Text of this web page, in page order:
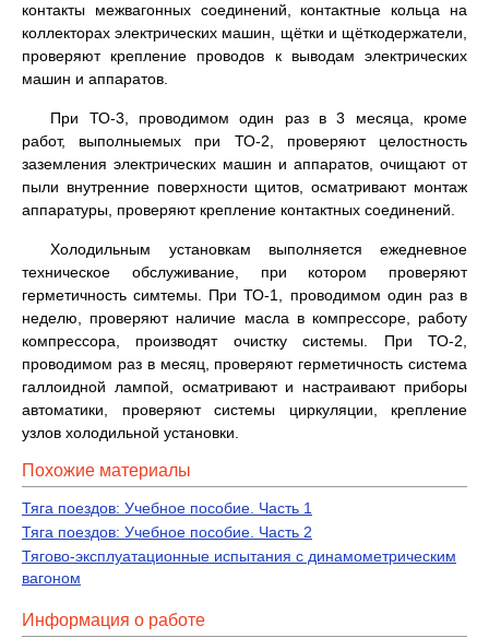
контакты межвагонных соединений, контактные кольца на
коллекторах электрических машин, щётки и щёткодержатели,
проверяют крепление проводов к выводам электрических
машин и аппаратов.
При ТО-3, проводимом один раз в 3 месяца, кроме
работ, выполныемых при ТО-2, проверяют целостность
заземления электрических машин и аппаратов, очищают от
пыли внутренние поверхности щитов, осматривают монтаж
аппаратуры, проверяют крепление контактных соединений.
Холодильным установкам выполняется ежедневное
техническое обслуживание, при котором проверяют
герметичность симтемы. При ТО-1, проводимом один раз в
неделю, проверяют наличие масла в компрессоре, работу
компрессора, производят очистку системы. При ТО-2,
проводимом раз в месяц, проверяют герметичность система
галлоидной лампой, осматривают и настраивают приборы
автоматики, проверяют системы циркуляции, крепление
узлов холодильной установки.
Похожие материалы
Тяга поездов: Учебное пособие. Часть 1
Тяга поездов: Учебное пособие. Часть 2
Тягово-эксплуатационные испытания с динамометрическим
вагоном
Информация о работе